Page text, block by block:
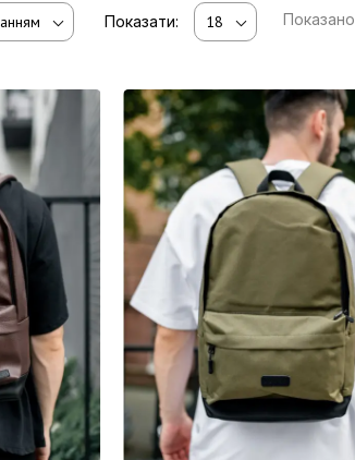
Показати: 18 Показано